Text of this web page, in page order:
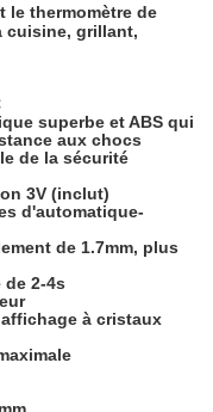
le thermomètre de
cuisine, grillant,
superbe et ABS qui
aux chocs
de la sécurité
3V (inclut)
d'automatique-
de 1.7mm, plus
de 2-4s
à cristaux